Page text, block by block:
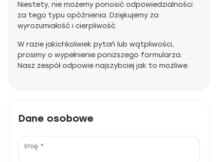
Niestety, nie możemy ponosić odpowiedzialności
za tego typu opóźnienia. Dziękujemy za
wyrozumiałość i cierpliwość.
W razie jakichkolwiek pytań lub wątpliwości,
prosimy o wypełnienie poniższego formularza.
Nasz zespół odpowie najszybciej jak to możliwe.
Dane osobowe
front.Do_not_fill
Imię *